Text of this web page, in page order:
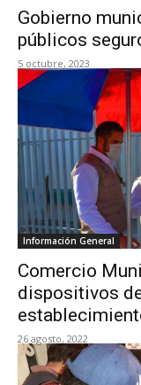
Gobierno
públicos
5 octubre, 2023
Información General
Comercio
dispositivos
26 agosto, 2022